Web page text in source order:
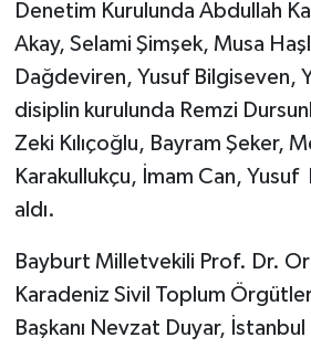
Denetim Kurulunda Abdullah
Akay, Selami Şimşek, Musa
Dağdeviren, Yusuf Bilgiseven,
disiplin kurulunda Remzi
Zeki Kılıçoğlu, Bayram Şeker,
Karakullukçu, İmam Can,
aldı.
Bayburt Milletvekili Prof. Dr.
Karadeniz Sivil Toplum
Başkanı Nevzat Duyar,